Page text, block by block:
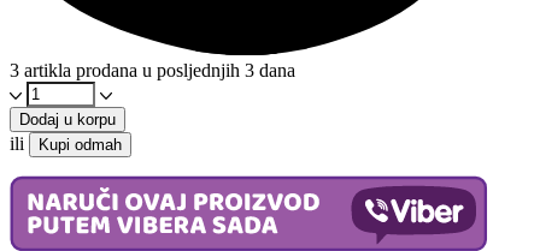
3 artikla prodana u posljednjih 3 dana
Kikiriki
puter
Squeeze
300g
količina
Dodaj u korpu
ili Kupi odmah